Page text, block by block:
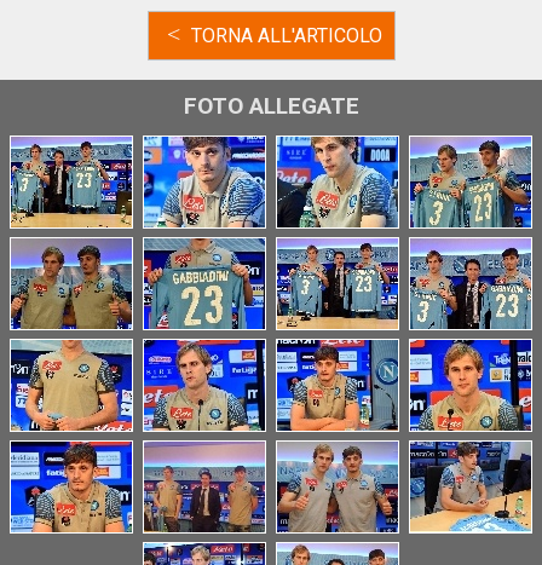
< TORNA ALL'ARTICOLO
FOTO ALLEGATE